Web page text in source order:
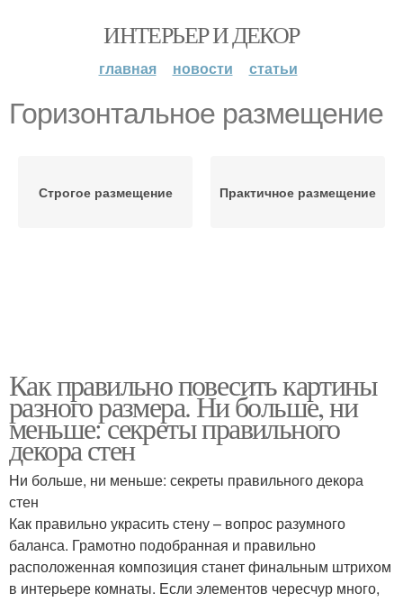
ИНТЕРЬЕР И ДЕКОР
главная новости статьи
Горизонтальное размещение
Строгое размещение Практичное размещение
Как правильно повесить картины
разного размера. Ни больше, ни
меньше: секреты правильного
декора стен
Ни больше, ни меньше: секреты правильного декора
стен
Как правильно украсить стену – вопрос разумного
баланса. Грамотно подобранная и правильно
расположенная композиция станет финальным штрихом
в интерьере комнаты. Если элементов чересчур много,